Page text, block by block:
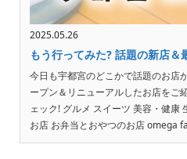
2025.05.26
もう行ってみた? 話題の新店
今日も宇都宮のどこかで話題のお店
ープン＆リニューアルしたお店をご
ェック! グルメ スイーツ 美容・健康
お店 お弁当とおやつのお店 omega